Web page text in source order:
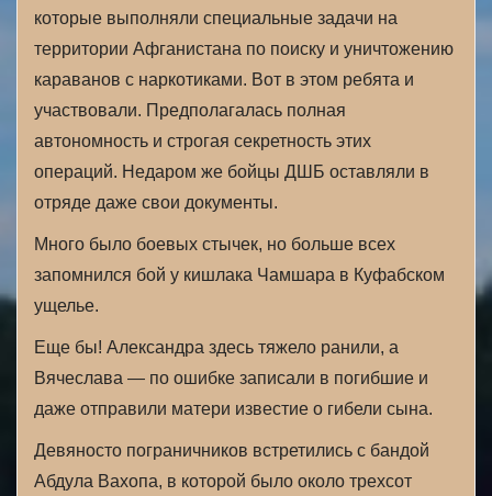
которые выполняли специальные задачи на
территории Афганистана по поиску и уничтожению
караванов с наркотиками. Вот в этом ребята и
участвовали. Предполагалась полная
автономность и строгая секретность этих
операций. Недаром же бойцы ДШБ оставляли в
отряде даже свои документы.
Много было боевых стычек, но больше всех
запомнился бой у кишлака Чамшара в Куфабском
ущелье.
Еще бы! Александра здесь тяжело ранили, а
Вячеслава — по ошибке записали в погибшие и
даже отправили матери известие о гибели сына.
Девяносто пограничников встретились с бандой
Абдула Вахопа, в которой было около трехсот